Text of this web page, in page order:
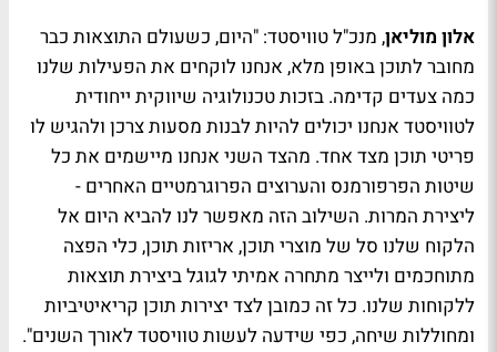
אלון מוליאן, מנכ"ל טוויסטד: "היום, כשעולם התוצאות כבר
מחובר לתוכן באופן מלא, אנחנו לוקחים את הפעילות שלנו
כמה צעדים קדימה. בזכות טכנולוגיה שיווקית ייחודית
לטוויסטד אנחנו יכולים להיות לבנות מסעות צרכן ולהגיש לו
פריטי תוכן מצד אחד. מהצד השני אנחנו מיישמים את כל
שיטות הפרפורמנס והערוצים הפרוגרמטיים האחרים -
ליצירת המרות. השילוב הזה מאפשר לנו להביא היום אל
הלקוח שלנו סל של מוצרי תוכן, אריזות תוכן, כלי הפצה
מתוחכמים ולייצר מתחרה אמיתי לגוגל ביצירת תוצאות
ללקוחות שלנו. כל זה כמובן לצד יצירות תוכן קריאיטיביות
ומחוללות שיחה, כפי שידעה לעשות טוויסטד לאורך השנים".